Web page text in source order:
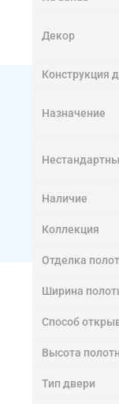
Декор
Конструкция
Назначение
Наличие
Коллекция
Отделка
Ширина
Способ
Высота
Тип двери